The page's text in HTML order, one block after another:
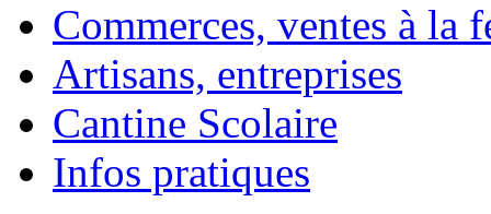
Commerces, ventes à la
Artisans, entreprises
Cantine Scolaire
Infos pratiques